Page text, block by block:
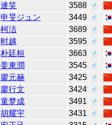
連笑 3588
♂
申旻ジュン 3449
♂
柯洁 3689
♂
时越 3595
♂
朴廷桓 3663
♂
姜東潤 3545
♂
廖元赫 3425
♂
廖行文 3424
♂
童梦成 3491
♂
胡耀宇 3431
♂